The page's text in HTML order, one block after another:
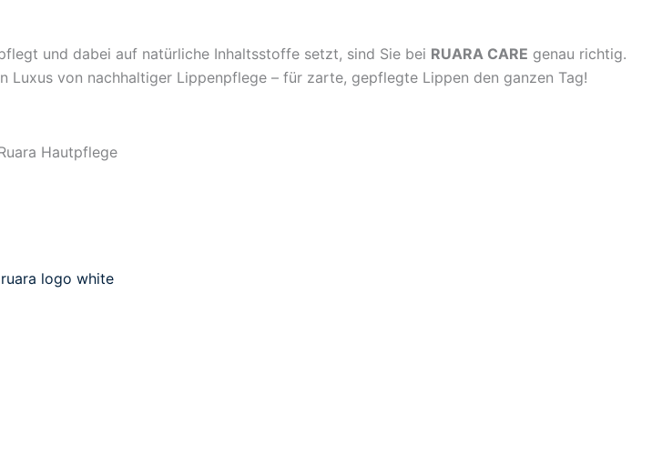
und dabei auf natürliche Inhaltsstoffe setzt, sind Sie bei RUARA CARE genau richtig.
Luxus von nachhaltiger Lippenpflege – für zarte, gepflegte Lippen den ganzen Tag!